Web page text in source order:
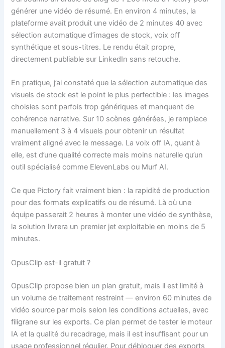
générer une vidéo de résumé. En environ 4 minutes, la
plateforme avait produit une vidéo de 2 minutes 40 avec
sélection automatique d’images de stock, voix off
synthétique et sous-titres. Le rendu était propre,
directement publiable sur LinkedIn sans retouche.
En pratique, j’ai constaté que la sélection automatique des
visuels de stock est le point le plus perfectible : les images
choisies sont parfois trop génériques et manquent de
cohérence narrative. Sur 10 scènes générées, je remplace
manuellement 3 à 4 visuels pour obtenir un résultat
vraiment aligné avec le message. La voix off IA, quant à
elle, est d’une qualité correcte mais moins naturelle qu’un
outil spécialisé comme ElevenLabs ou Murf AI.
Ce que Pictory fait vraiment bien : la rapidité de production
pour des formats explicatifs ou de résumé. Là où une
équipe passerait 2 heures à monter une vidéo de synthèse,
la solution livrera un premier jet exploitable en moins de 5
minutes.
OpusClip est-il gratuit ?
OpusClip propose bien un plan gratuit, mais il est limité à
un volume de traitement restreint — environ 60 minutes de
vidéo source par mois selon les conditions actuelles, avec
filigrane sur les exports. Ce plan permet de tester le moteur
IA et la qualité du recadrage, mais il est insuffisant pour un
usage professionnel régulier. Pour débloquer des exports